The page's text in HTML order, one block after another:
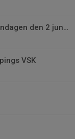
Årsmöte med Lidköpings VSK måndagen den 2 juni kl 19.45 på Rådåsgården.
VSK